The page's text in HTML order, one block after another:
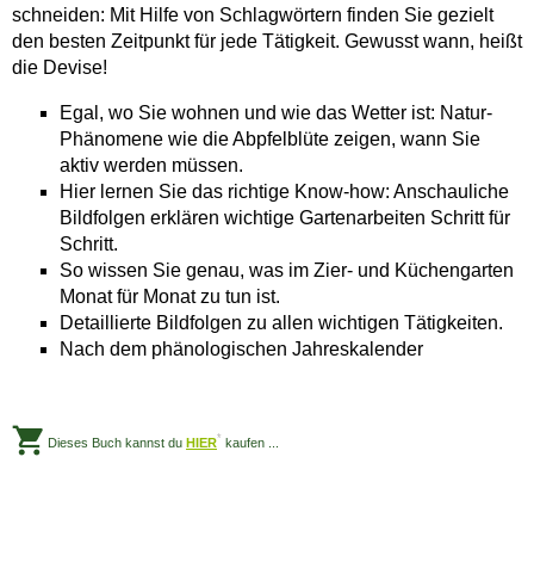
schneiden: Mit Hilfe von Schlagwörtern finden Sie gezielt
den besten Zeitpunkt für jede Tätigkeit. Gewusst wann, heißt
die Devise!
Egal, wo Sie wohnen und wie das Wetter ist: Natur-
Phänomene wie die Abpfelblüte zeigen, wann Sie
aktiv werden müssen.
Hier lernen Sie das richtige Know-how: Anschauliche
Bildfolgen erklären wichtige Gartenarbeiten Schritt für
Schritt.
So wissen Sie genau, was im Zier- und Küchengarten
Monat für Monat zu tun ist.
Detaillierte Bildfolgen zu allen wichtigen Tätigkeiten.
Nach dem phänologischen Jahreskalender
Dieses Buch kannst du HIER* kaufen ...